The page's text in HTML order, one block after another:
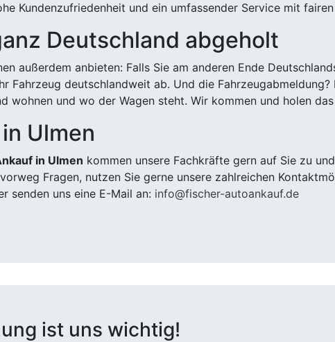
Kundenzufriedenheit und ein umfassender Service mit
Deutschland abgeholt
außerdem anbieten: Falls Sie am anderen Ende
Fahrzeug deutschlandweit ab. Und die
wohnen und wo der Wagen steht. Wir kommen und holen
Ulmen
in Ulmen kommen unsere Fachkräfte gern auf Sie zu
Fragen, nutzen Sie gerne unsere zahlreichen
senden uns eine E-Mail an: info@fischer-autoankauf.de
ist uns wichtig!